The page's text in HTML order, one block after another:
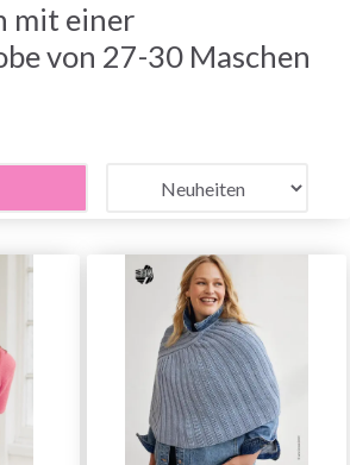
mit einer
von 27-30 Maschen